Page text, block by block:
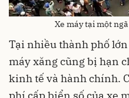
Xe máy tại một
Tại nhiều thành phố
máy xăng cũng bị hạn
kinh tế và hành chính.